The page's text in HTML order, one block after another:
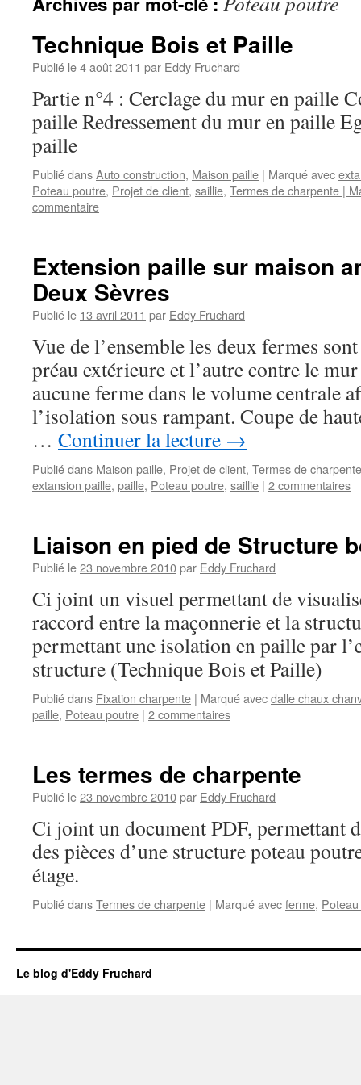
Technique Bois et Paille
Publié le4 août 2011 par Eddy Fruchard
Partie n°4 : Cerclage du mur en paille
paille Redressement du mur en paille
paille
Publié dansAuto construction, Maison paille | Marqué avec
Poteau poutre, Projet de client, saillie, Termes de charpente |
commentaire
Extension paille sur maison
Deux Sèvres
Publié le 13 avril 2011 par Eddy Fruchard
Vue de l’ensemble les deux fermes
préau extérieure et l’autre contre le
aucune ferme dans le volume centrale
l’isolation sous rampant. Coupe de
… Continuer la lecture →
Publié dans Maison paille, Projet de client, Termes de charpente
extansion paille, paille, Poteau poutre, saillie | 2 commentaires
Liaison en pied de Structure
Publié le23 novembre 2010par Eddy Fruchard
Ci joint un visuel permettant de
raccord entre la maçonnerie et la
permettant une isolation en paille par
structure (Technique Bois et Paille)
Publié dans Fixation charpente | Marqué avecdalle chaux
paille, Poteau poutre | 2 commentaires
Les termes de charpente
Publié le23 novembre 2010par Eddy Fruchard
Ci joint un document PDF, permettant
des pièces d’une structure poteau
étage.
Publié dansTermes de charpente | Marqué avecferme,
Le blog d'Eddy Fruchard